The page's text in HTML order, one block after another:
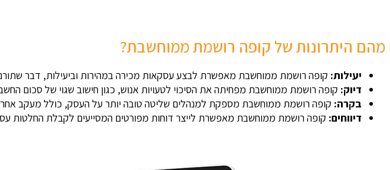
מהם היתרונות של קופה רושמת ממוחשבת?
יעילות: קופה רושמת ממוחשבת מאפשרת לבצע עסקאות מכירה במהירות וביעילות, דבר
דיוק: קופה רושמת ממוחשבת מפחיתה את הסיכוי לטעויות אנוש, כגון חישוב שגוי של סכום
בקרה: קופה רושמת ממוחשבת מספקת למנהלים שליטה טובה יותר על העסק, כולל מעקב
דיווחים: קופה רושמת ממוחשבת מאפשרת לייצר דוחות מפורטים המסייעים לקבלת החלטות